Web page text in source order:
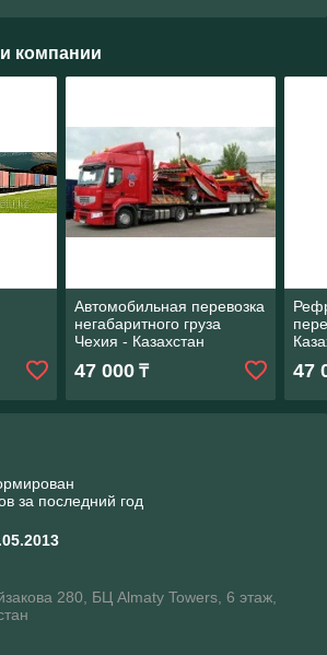
компании
Автомобильная перевозка
негабаритного груза
Чехия - Казахстан
47 000₸ 47
за последний год
280, БЦ Almaty Towers, 6 этаж,